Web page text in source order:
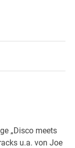
„Disco meets
u.a. von Joe